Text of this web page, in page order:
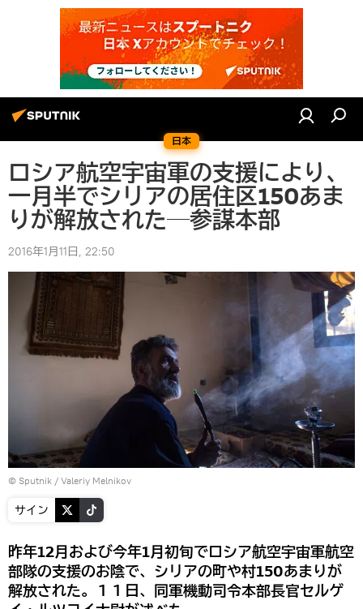
日本
ロシア航空宇宙軍の支援により、
一月半でシリアの居住区150あま
りが解放された―参謀本部
2016年1月11日, 22:50
© Sputnik / Valeriy Melnikov
サイン
昨年12月および今年1月初旬でロシア航空宇宙軍航空
部隊の支援のお陰で、シリアの町や村150あまりが
解放された。１１日、同軍機動司令本部長官セルゲ